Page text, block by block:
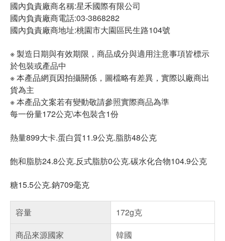
國內負責廠商名稱:星禾國際有限公司
國內負責廠商電話:03-3868282
國內負責廠商地址:桃園市大園區民生路104號
※ 製造日期與有效期限，商品成分與適用注意事項皆標示
於包裝或產品中
※ 本產品網頁因拍攝關係，圖檔略有差異，實際以廠商出
貨為主
※ 本產品文案若有變動敬請參照實際商品為準
每一份量172公克\本包裝含1份
熱量899大卡.蛋白質11.9公克.脂肪48公克
飽和脂肪24.8公克.反式脂肪0公克.碳水化合物104.9公克
糖15.5公克.鈉709毫克
容量
172g克
商品來源國家
韓國